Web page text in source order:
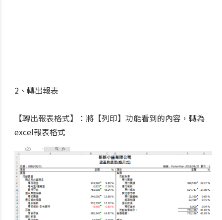
2、轉出報表
【轉出報表格式】：將【列印】功能看到的內容，轉為
excel報表格式